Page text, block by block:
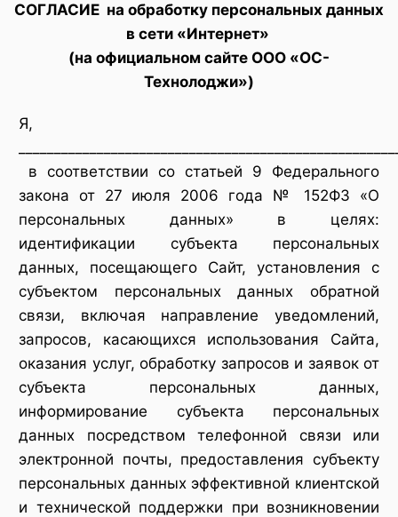
СОГЛАСИЕ на обработку персональных данных
в сети «Интернет»
(на официальном сайте ООО «ОС-
Технолоджи»)
Я,
в соответствии со статьей 9 Федерального
закона от 27 июля 2006 года № 152ФЗ «О
персональных данных» в целях:
идентификации субъекта персональных
данных, посещающего Сайт, установления с
субъектом персональных данных обратной
связи, включая направление уведомлений,
запросов, касающихся использования Сайта,
оказания услуг, обработку запросов и заявок от
субъекта персональных данных,
информирование субъекта персональных
данных посредством телефонной связи или
электронной почты, предоставления субъекту
персональных данных эффективной клиентской
и технической поддержки при возникновении